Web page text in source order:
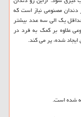
مصنوعی نیاز است که
یک الی سه عدد بیشتر
علاوه بر کمک به فرد در
ایجاد شده، پر می کند.
شده است.